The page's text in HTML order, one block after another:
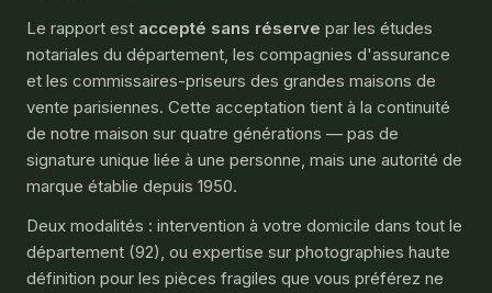
Le rapport est accepté sans réserve par les études
notariales du département, les compagnies d'assurance
et les commissaires-priseurs des grandes maisons de
vente parisiennes. Cette acceptation tient à la continuité
de notre maison sur quatre générations — pas de
signature unique liée à une personne, mais une autorité de
marque établie depuis 1950.
Deux modalités : intervention à votre domicile dans tout le
département (92), ou expertise sur photographies haute
définition pour les pièces fragiles que vous préférez ne